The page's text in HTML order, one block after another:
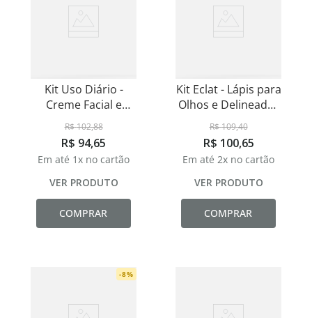
Kit Uso Diário -
Creme Facial e
Hidratante Labial
R$102,88
R$ 94,65
Em até 1x no cartão
VER PRODUTO
COMPRAR
Kit Eclat - Lápis para
Olhos e Delineador
Líquido
R$109,40
R$ 100,65
Em até 2x no cartão
VER PRODUTO
COMPRAR
-8%